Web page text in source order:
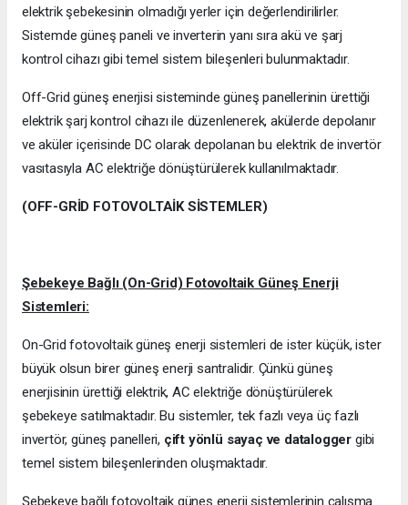
elektrik şebekesinin olmadığı yerler için değerlendirilirler.
Sistemde güneş paneli ve inverterin yanı sıra akü ve şarj
kontrol cihazı gibi temel sistem bileşenleri bulunmaktadır.
Off-Grid güneş enerjisi sisteminde güneş panellerinin ürettiği
elektrik şarj kontrol cihazı ile düzenlenerek, akülerde depolanır
ve aküler içerisinde DC olarak depolanan bu elektrik de invertör
vasıtasıyla AC elektriğe dönüştürülerek kullanılmaktadır.
(OFF-GRİD FOTOVOLTAİK SİSTEMLER)
Şebekeye Bağlı (On-Grid) Fotovoltaik Güneş Enerji
Sistemleri:
On-Grid fotovoltaik güneş enerji sistemleri de ister küçük, ister
büyük olsun birer güneş enerji santralidir. Çünkü güneş
enerjisinin ürettiği elektrik, AC elektriğe dönüştürülerek
şebekeye satılmaktadır. Bu sistemler, tek fazlı veya üç fazlı
invertör, güneş panelleri, çift yönlü sayaç ve datalogger gibi
temel sistem bileşenlerinden oluşmaktadır.
Şebekeye bağlı fotovoltaik güneş enerji sistemlerinin çalışma